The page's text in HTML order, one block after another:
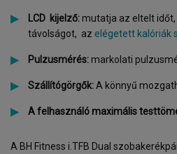
LCD kijelző:mutatja az eltelt
távolságot, az elégetett kalóriák
Pulzusmérés:markolati
Szállítógörgők:A könnyű
A felhasználó maximális
A BH Fitness i.TFB Dual